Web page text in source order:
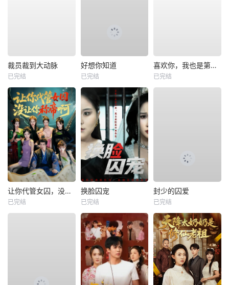
裁员裁到大动脉
已完结
好想你知道
已完结
喜欢你，我也是第一部
已完结
让你代管女囚，没让你称帝啊
已完结
换脸囚宠
已完结
封少的囚爱
已完结